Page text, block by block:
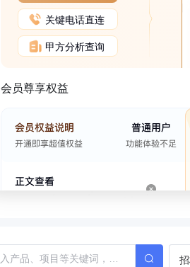
关键电话直连
甲方分析查询
会员尊享权益